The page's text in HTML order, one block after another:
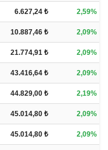
6.627,24 ₺ 2,59%
10.887,46 ₺ 2,09%
21.774,91 ₺ 2,09%
43.416,64 ₺ 2,09%
44.829,00 ₺ 2,19%
45.014,80 ₺ 2,09%
45.014,80 ₺ 2,09%